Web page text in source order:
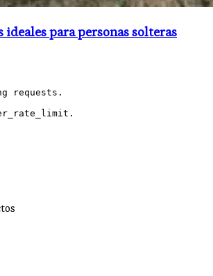
ideales para personas solteras